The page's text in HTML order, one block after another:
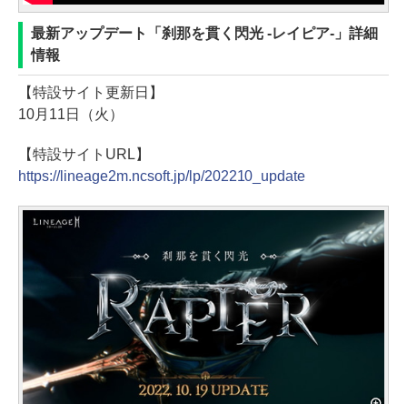
最新アップデート「刹那を貫く閃光 -レイピア-」詳細
情報
【特設サイト更新日】
10月11日（火）
【特設サイトURL】
https://lineage2m.ncsoft.jp/lp/202210_update